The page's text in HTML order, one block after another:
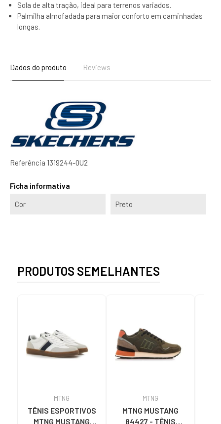
Sola de alta tração, ideal para terrenos variados.
Palmilha almofadada para maior conforto em caminhadas
longas.
Dados do produto Reviews
Referência 1319244-0U2
Ficha informativa
Cor Preto
PRODUTOS SEMELHANTES
MTNG
TÊNIS ESPORTIVOS
MTNG MUSTANG
MTNG
MTNG MUSTANG
84427 - TÊNIS